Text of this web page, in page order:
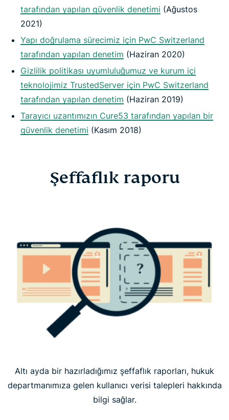
tarafından yapılan güvenlik denetimi (Ağustos
2021)
Yapı doğrulama sürecimiz için PwC Switzerland
tarafından yapılan denetim (Haziran 2020)
Gizlilik politikası uyumluluğumuz ve kurum içi
teknolojimiz TrustedServer için PwC Switzerland
tarafından yapılan denetim (Haziran 2019)
Tarayıcı uzantımızın Cure53 tarafından yapılan bir
güvenlik denetimi (Kasım 2018)
Şeffaflık raporu
Altı ayda bir hazırladığımız şeffaflık raporları, hukuk
departmanımıza gelen kullanıcı verisi talepleri hakkında
bilgi sağlar.